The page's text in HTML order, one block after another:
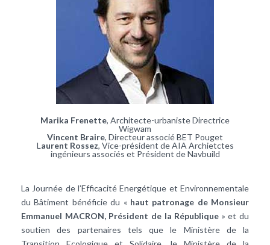
Marika Frenette, Architecte-urbaniste Directrice
Wigwam
Vincent Braire, Directeur associé BET Pouget
L aurent Rossez, Vice-président de AIA Archietctes
ingénieurs associés et Président de Navbuild
La Journée de l’Efficacité Energétique et Environnementale
du Bâtiment bénéficie du « haut patronage de Monsieur
Emmanuel MACRON, Président de la République » et du
soutien des partenaires tels que le Ministère de la